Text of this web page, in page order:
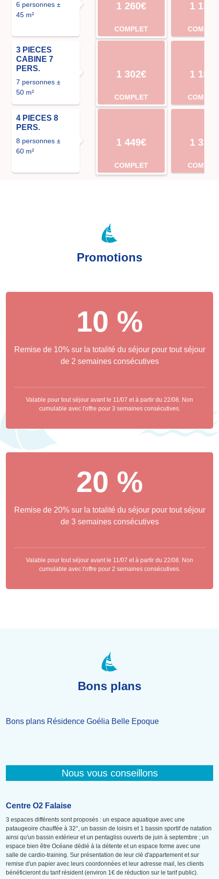
6 personnes ±
45 m²
3 PIECES
CABINE 7
PERS.
7 personnes ±
50 m²
4 PIECES 8
PERS.
8 personnes ±
60 m²
1 260€
COMPLET
1 302€
COMPLET
1 449€
COMPLET
1 134€
1 183€
1 316€
Promotions
10 %
Remise de 10% sur la totalité du séjour pour tout séjour
de 2 semaines consécutives
Valable pour tout séjour avant le 11/07 et à partir du 22/08. Non
cumulable avec l'offre pour 3 semaines consécutives.
20 %
Remise de 20% sur la totalité du séjour pour tout séjour
de 3 semaines consécutives
Valable pour tout séjour avant le 11/07 et à partir du 22/08. Non
cumulable avec l'offre pour 2 semaines consécutives.
Bons plans
Bons plans Résidence Goélia Belle Epoque
Nous vous conseillons
Centre O2 Falaise
3 espaces différents sont proposés : un espace aquatique avec une
pataugeoire chauffée à 32°, un bassin de loisirs et 1 bassin sportif de natation
ainsi qu'un bassin extérieur et un pentagliss ouverts de juin à septembre ; un
espace bien être Océane dédié à la détente et un espace forme avec une
salle de cardio-training. Sur présentation de leur clé d'appartement et sur
remise d'un papier avec leurs coordonnées et leur adresse mail, les clients
bénéficieront du tarif résident (environ 1€ de réduction sur le tarif public).